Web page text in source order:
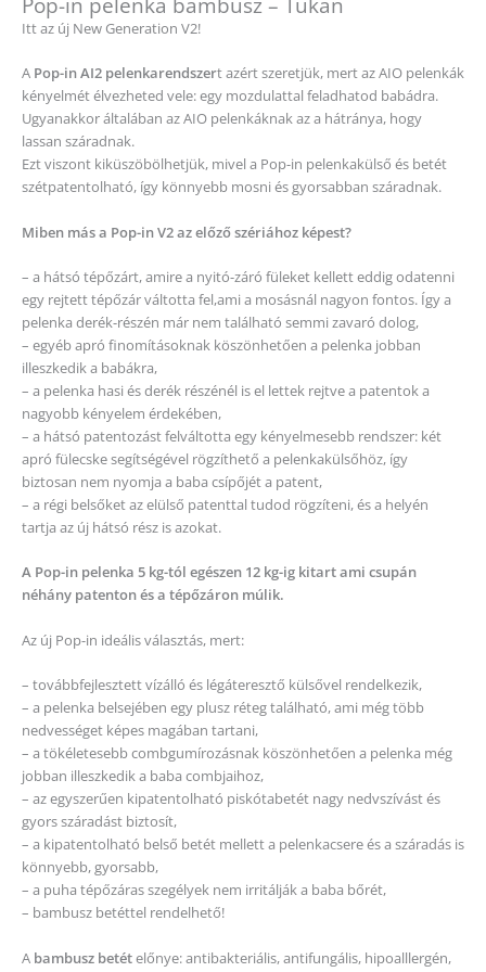
Itt az új New Generation V2!
A Pop-in AI2 pelenkarendszert azért szeretjük, mert az AIO pelenkák
kényelmét élvezheted vele: egy mozdulattal feladhatod babádra.
Ugyanakkor általában az AIO pelenkáknak az a hátránya, hogy
lassan száradnak.
Ezt viszont kiküszöbölhetjük, mivel a Pop-in pelenkakülső és betét
szétpatentolható, így könnyebb mosni és gyorsabban száradnak.
Miben más a Pop-in V2 az előző szériához képest?
– a hátsó tépőzárt, amire a nyitó-záró füleket kellett eddig odatenni
egy rejtett tépőzár váltotta fel,ami a mosásnál nagyon fontos. Így a
pelenka derék-részén már nem található semmi zavaró dolog,
– egyéb apró finomításoknak köszönhetően a pelenka jobban
illeszkedik a babákra,
– a pelenka hasi és derék részénél is el lettek rejtve a patentok a
nagyobb kényelem érdekében,
– a hátsó patentozást felváltotta egy kényelmesebb rendszer: két
apró fülecske segítségével rögzíthető a pelenkakülsőhöz, így
biztosan nem nyomja a baba csípőjét a patent,
– a régi belsőket az elülső patenttal tudod rögzíteni, és a helyén
tartja az új hátsó rész is azokat.
A Pop-in pelenka 5 kg-tól egészen 12 kg-ig kitart ami csupán
néhány patenton és a tépőzáron múlik.
Az új Pop-in ideális választás, mert:
– továbbfejlesztett vízálló és légáteresztő külsővel rendelkezik,
– a pelenka belsejében egy plusz réteg található, ami még több
nedvességet képes magában tartani,
– a tökéletesebb combgumírozásnak köszönhetően a pelenka még
jobban illeszkedik a baba combjaihoz,
– az egyszerűen kipatentolható piskótabetét nagy nedvszívást és
gyors száradást biztosít,
– a kipatentolható belső betét mellett a pelenkacsere és a száradás is
könnyebb, gyorsabb,
– a puha tépőzáras szegélyek nem irritálják a baba bőrét,
– bambusz betéttel rendelhető!
A bambusz betételőnye: antibakteriális, antifungális, hipoalllergén,